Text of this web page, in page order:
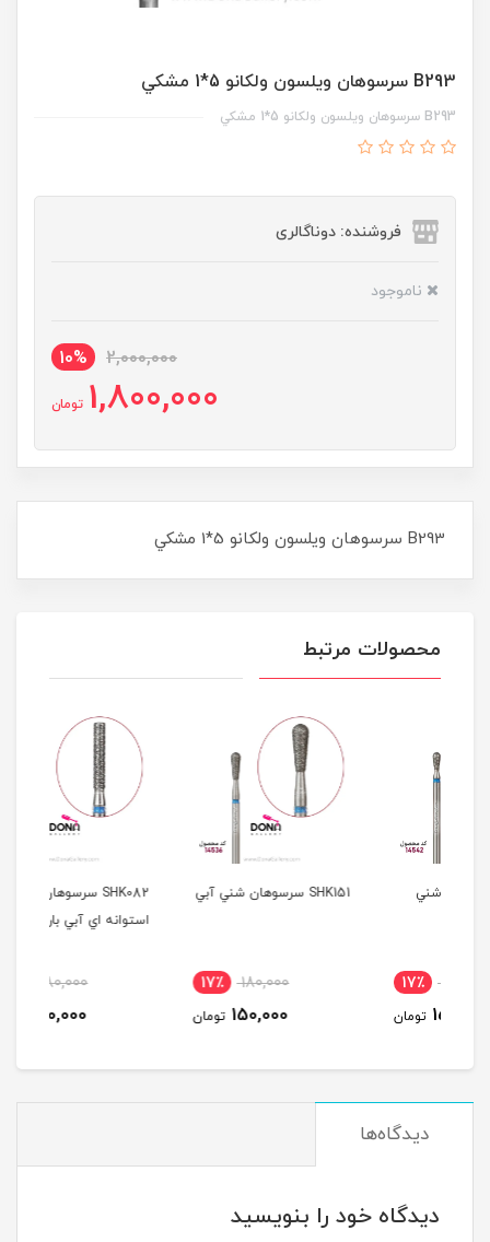
B293 سرسوهان ويلسون ولکانو 5*1 مشکي
B293 سرسوهان ويلسون ولکانو 5*1 مشکي
فروشنده: دوناگالری
ناموجود
2,000,000
10%
1,800,000 تومان
B293 سرسوهان ويلسون ولکانو 5*1 مشکي
محصولات مرتبط
SHK151 سرسوهان شني آبي
17٪
تومان
SHK082 سرسوهان شني
استوانه اي آبي باريک
17٪
تومان
دیدگاه‌ها
دیدگاه خود را بنویسید